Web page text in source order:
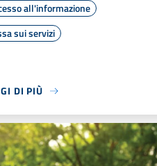
all'informazione
sui servizi
DI PIÙ